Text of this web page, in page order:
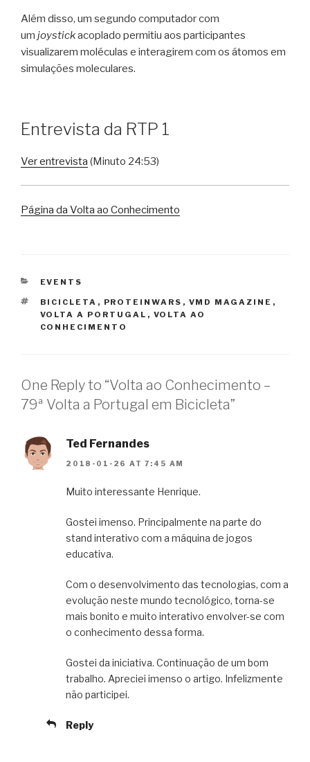
Além disso, um segundo computador com
um joystickacoplado permitiu aos participantes
visualizarem moléculas e interagirem com os átomos em
simulações moleculares.
Entrevista da RTP 1
Ver entrevista (Minuto 24:53)
Página da Volta ao Conhecimento
CATEGORIES
EVENTS
TAGS
BICICLETA , PROTEINWARS , VMD MAGAZINE ,
VOLTA A PORTUGAL , VOLTA AO
CONHECIMENTO
One Reply to “Volta ao Conhecimento –
79ª Volta a Portugal em Bicicleta”
Ted Fernandes
2018-01-26 AT 7:45 AM
Muito interessante Henrique.
Gostei imenso. Principalmente na parte do
stand interativo com a máquina de jogos
educativa.
Com o desenvolvimento das tecnologias, com a
evolução neste mundo tecnológico, torna-se
mais bonito e muito interativo envolver-se com
o conhecimento dessa forma.
Gostei da iniciativa. Continuação de um bom
trabalho. Apreciei imenso o artigo. Infelizmente
não participei.
Reply